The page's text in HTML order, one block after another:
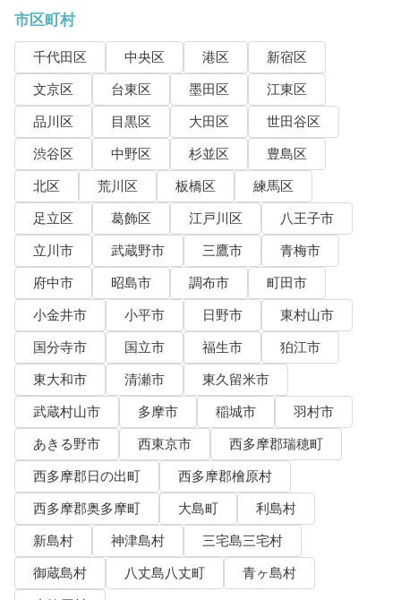
市区町村
千代田区 中央区 港区
新宿区
文京区
台東区 墨田区
江東区
品川区
目黒区 大田区
世田谷区
渋谷区
中野区 杉並区
豊島区
北区
荒川区 板橋区
練馬区
足立区
葛飾区 江戸川区
八王子市
立川市
武蔵野市 三鷹市
青梅市
府中市
昭島市 調布市
町田市
小金井市
小平市 日野市
東村山市
国分寺市
国立市 福生市
狛江市
東大和市
清瀬市
東久留米市
武蔵村山市
多摩市 稲城市
羽村市
あきる野市
西東京市
西多摩郡瑞穂町
西多摩郡日の出町
西多摩郡檜原村
西多摩郡奥多摩町
大島町
利島村
新島村
神津島村
三宅島三宅村
御蔵島村
八丈島八丈町
青ヶ島村